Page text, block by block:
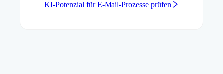
KI-Potenzial für E-Mail-Prozesse prüfen